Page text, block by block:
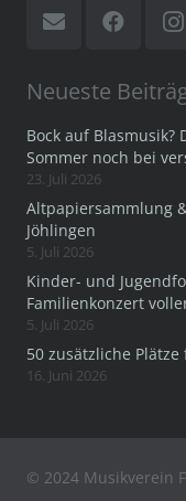
Neueste
Bock auf Blasmusik?
Sommer noch bei
23. Juli 2026
Altpapiersammlung
Jöhlingen
5. Juli 2026
Kinder- und
Familienkonzert
5. Juli 2026
50 zusätzliche
16. Juni 2026
© 2024 Musikverein